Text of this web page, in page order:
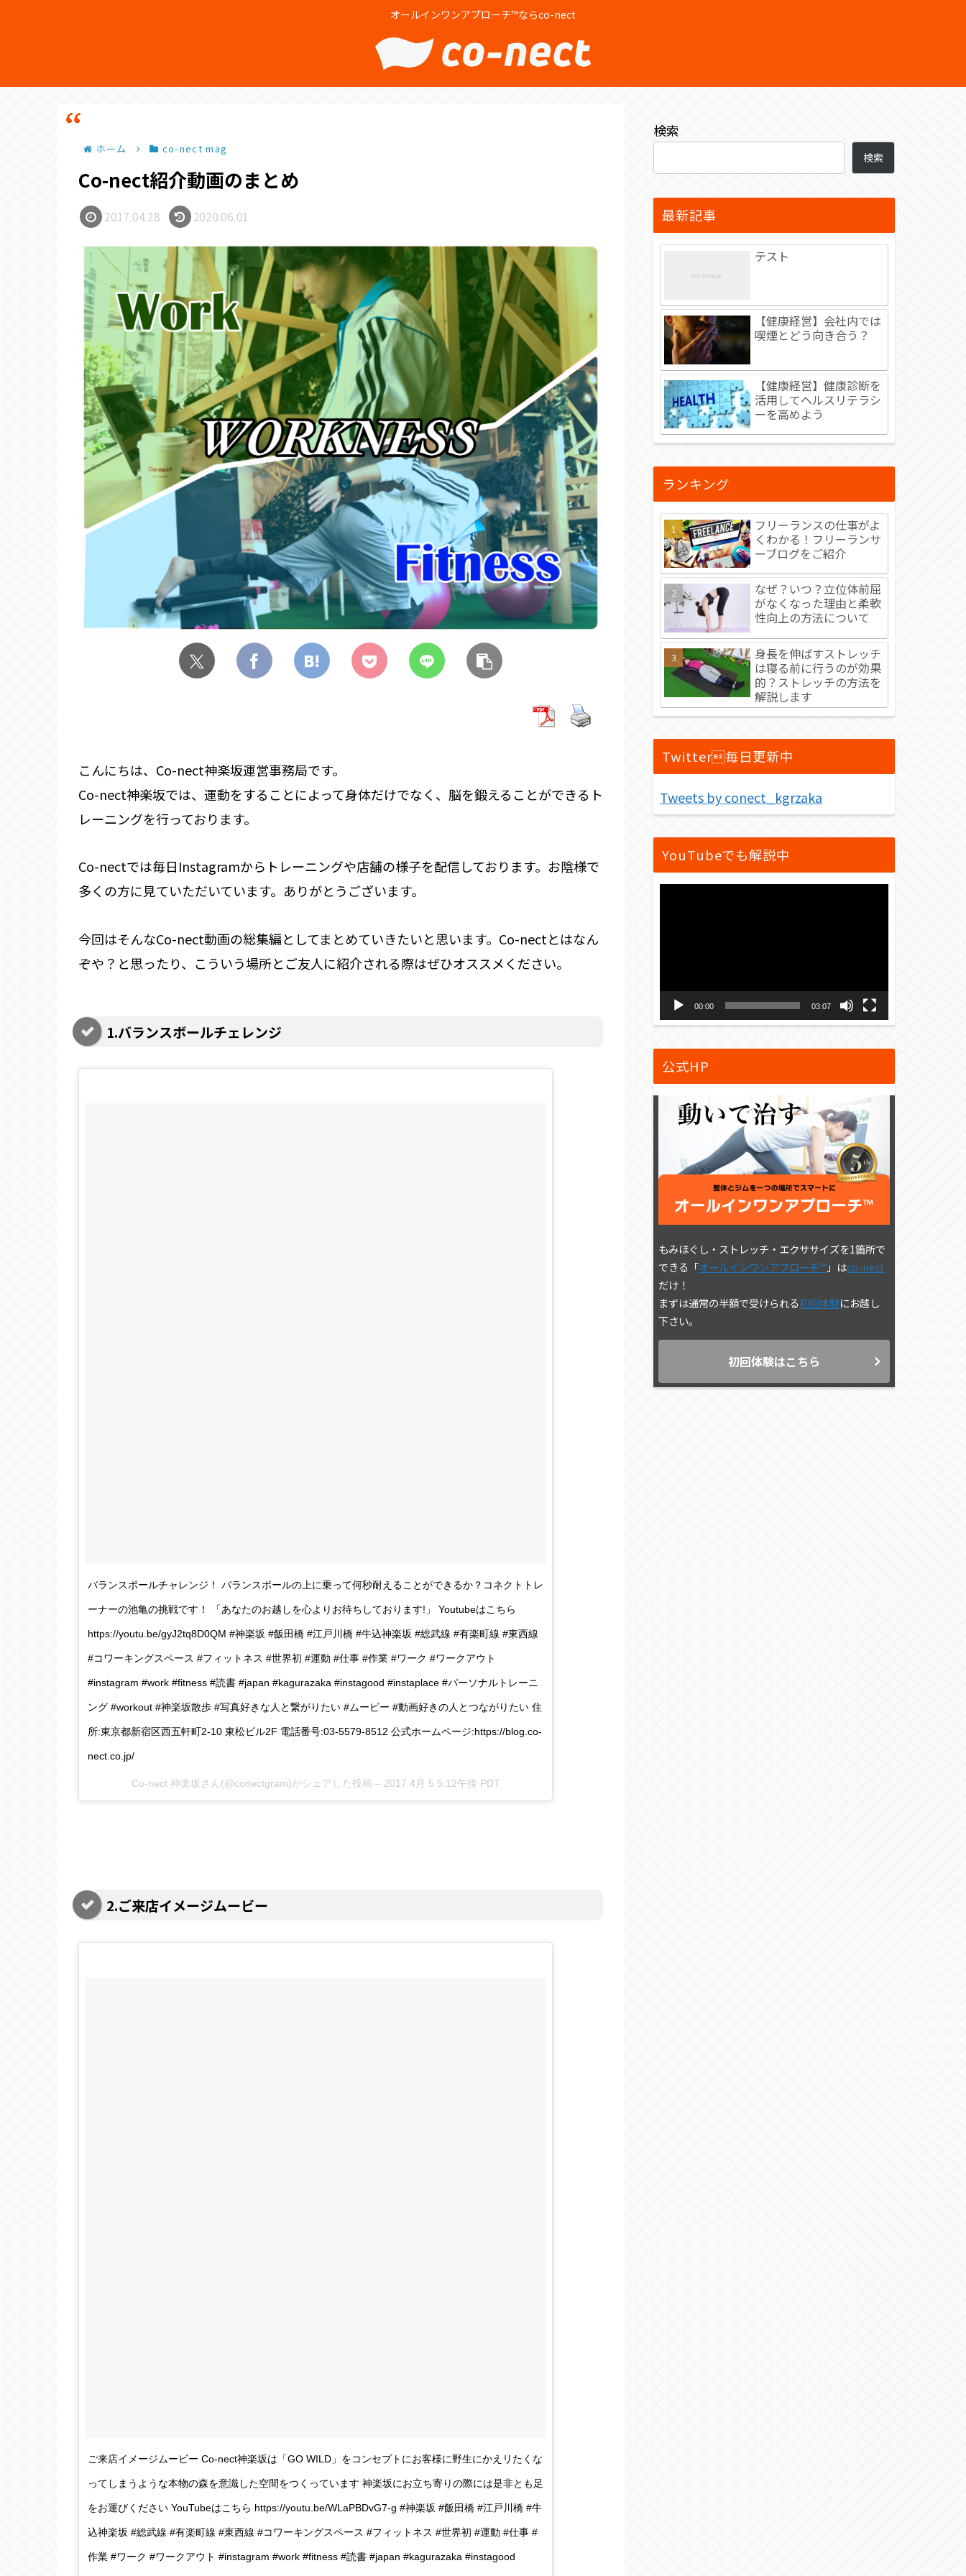
オールインワンアプローチ™ならco-nect
ホーム co-nect mag
Co-nect紹介動画のまとめ
2017.04.28 2020.06.01
こんにちは、Co-nect神楽坂運営事務局です。
Co-nect神楽坂では、運動をすることによって身体だけでなく、脳を鍛えることができるト
レーニングを行っております。
Co-nectでは毎日Instagramからトレーニングや店舗の様子を配信しております。お陰様で
多くの方に見ていただいています。ありがとうございます。
今回はそんなCo-nect動画の総集編としてまとめていきたいと思います。Co-nectとはなん
ぞや？と思ったり、こういう場所とご友人に紹介される際はぜひオススメください。
1.バランスボールチェレンジ
バランスボールチャレンジ！ バランスボールの上に乗って何秒耐えることができるか？コネクトトレ
ーナーの池亀の挑戦です！ 「あなたのお越しを心よりお待ちしております!」 Youtubeはこちら
https://youtu.be/gyJ2tq8D0QM #神楽坂 #飯田橋 #江戸川橋 #牛込神楽坂 #総武線 #有楽町線 #東西線
#コワーキングスペース #フィットネス #世界初 #運動 #仕事 #作業 #ワーク #ワークアウト
#instagram #work #fitness #読書 #japan #kagurazaka #instagood #instaplace #パーソナルトレーニ
ング #workout #神楽坂散歩 #写真好きな人と繋がりたい #ムービー #動画好きの人とつながりたい 住
所:東京都新宿区西五軒町2-10 東松ビル2F 電話番号:03-5579-8512 公式ホームページ:https://blog.co-
nect.co.jp/
Co-nect 神楽坂さん(@conectgram)がシェアした投稿 – 2017 4月 5 5:12午後 PDT
2.ご来店イメージムービー
ご来店イメージムービー Co-nect神楽坂は「GO WILD」をコンセプトにお客様に野生にかえリたくな
ってしまうような本物の森を意識した空間をつくっています 神楽坂にお立ち寄りの際には是非とも足
をお運びください YouTubeはこちら https://youtu.be/WLaPBDvG7-g #神楽坂 #飯田橋 #江戸川橋 #牛
込神楽坂 #総武線 #有楽町線 #東西線 #コワーキングスペース #フィットネス #世界初 #運動 #仕事 #
作業 #ワーク #ワークアウト #instagram #work #fitness #読書 #japan #kagurazaka #instagood
検索
検索
最新記事
テスト
【健康経営】会社内では
喫煙とどう向き合う？
【健康経営】健康診断を
活用してヘルスリテラシ
ーを高めよう
ランキング
フリーランスの仕事がよ
くわかる！フリーランサ
ーブログをご紹介
なぜ？いつ？立位体前屈
がなくなった理由と柔軟
性向上の方法について
身長を伸ばすストレッチ
は寝る前に行うのが効果
的？ストレッチの方法を
解説します
Twitter毎日更新中
Tweets by conect_kgrzaka
YouTubeでも解説中
ー
ー
00:00 03:07
公式HP
もみほぐし・ストレッチ・エクササイズを1箇所で
できる「オールインワンアプローチ™」はco-nect
だけ！
まずは通常の半額で受けられる初回体験にお越し
下さい。
初回体験はこちら